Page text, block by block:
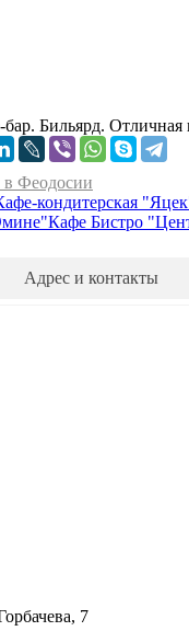
Бильярд. Отличная
Феодосии
кондитерская
Кафе Бистро
Адрес и контакты
7